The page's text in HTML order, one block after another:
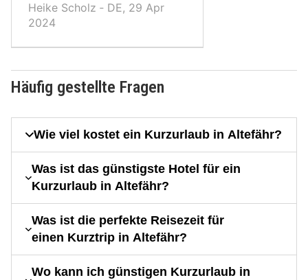
Heike Scholz ‐ DE, 29 Apr
2024
Häufig gestellte Fragen
Wie viel kostet ein Kurzurlaub in Altefähr?
Was ist das günstigste Hotel für ein
Kurzurlaub in Altefähr?
Was ist die perfekte Reisezeit für
einen Kurztrip in Altefähr?
Wo kann ich günstigen Kurzurlaub in